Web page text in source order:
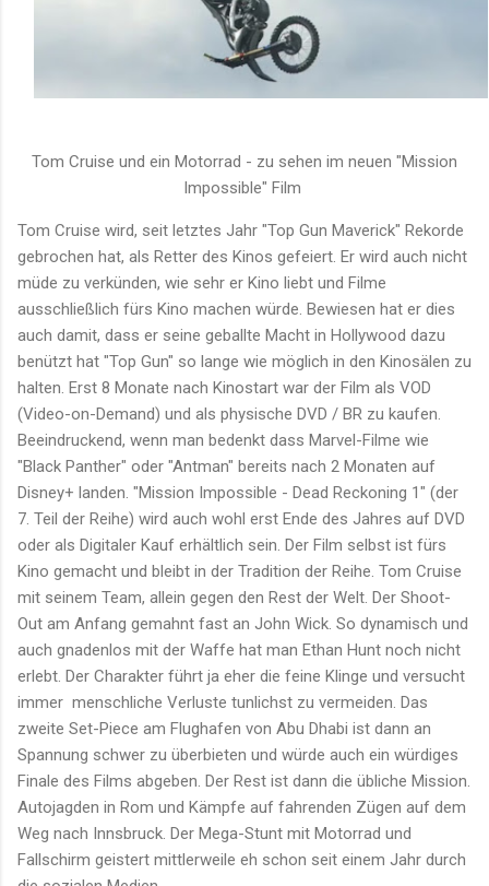
Tom Cruise und ein Motorrad - zu sehen im neuen "Mission
Impossible" Film
Tom Cruise wird, seit letztes Jahr "Top Gun Maverick" Rekorde
gebrochen hat, als Retter des Kinos gefeiert. Er wird auch nicht
müde zu verkünden, wie sehr er Kino liebt und Filme
ausschließlich fürs Kino machen würde. Bewiesen hat er dies
auch damit, dass er seine geballte Macht in Hollywood dazu
benützt hat "Top Gun" so lange wie möglich in den Kinosälen zu
halten. Erst 8 Monate nach Kinostart war der Film als VOD
(Video-on-Demand) und als physische DVD / BR zu kaufen.
Beeindruckend, wenn man bedenkt dass Marvel-Filme wie
"Black Panther" oder "Antman" bereits nach 2 Monaten auf
Disney+ landen. "Mission Impossible - Dead Reckoning 1" (der
7. Teil der Reihe) wird auch wohl erst Ende des Jahres auf DVD
oder als Digitaler Kauf erhältlich sein. Der Film selbst ist fürs
Kino gemacht und bleibt in der Tradition der Reihe. Tom Cruise
mit seinem Team, allein gegen den Rest der Welt. Der Shoot-
Out am Anfang gemahnt fast an John Wick. So dynamisch und
auch gnadenlos mit der Waffe hat man Ethan Hunt noch nicht
erlebt. Der Charakter führt ja eher die feine Klinge und versucht
immer menschliche Verluste tunlichst zu vermeiden. Das
zweite Set-Piece am Flughafen von Abu Dhabi ist dann an
Spannung schwer zu überbieten und würde auch ein würdiges
Finale des Films abgeben. Der Rest ist dann die übliche Mission.
Autojagden in Rom und Kämpfe auf fahrenden Zügen auf dem
Weg nach Innsbruck. Der Mega-Stunt mit Motorrad und
Fallschirm geistert mittlerweile eh schon seit einem Jahr durch